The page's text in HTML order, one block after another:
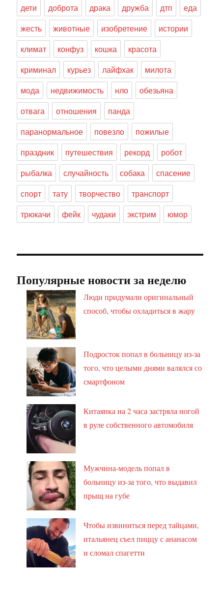
дети доброта драка дружба дтп
еда
жесть
животные изобретение
истории
климат
конфуз кошка
красота
криминал
курьез лайфхак
милота
мода
недвижимость нло
обезьяна
отвага
отношения
панда
паранормальное
повезло
пожилые
праздник
путешествия рекорд
робот
рыбалка
случайность собака
спасение
спорт
тату творчество
транспорт
трюкачи
фейк чудаки экстрим юмор
Популярные новости за неделю
Люди придумали оригинальный
способ, чтобы охладиться в жару
Подросток попал в больницу из-за
того, что целыми днями валялся со
смартфоном
Китаянка на 2 часа застряла ногой
в руле собственного автомобиля
Мужчина-модель попал в
больницу из-за того, что выдавил
прыщ на губе
Чтобы извиниться перед тайцами,
итальянец съел пиццу с ананасом
и сломал спагетти